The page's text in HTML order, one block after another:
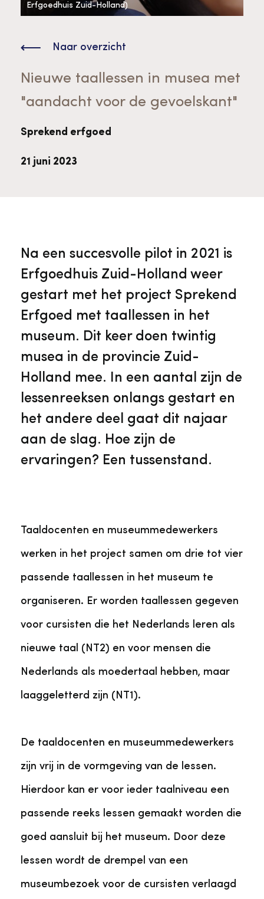
Ergoedvrijwilligersprijs
Downloads en nieuwsbrieven
Advies en ondersteuning voor
vrijwilligers
Museumplatform Zuid-Holland
Collectiebeheer
Geschiedenis van Zuid-Holland
Ervenconsulent
Bekijk alle diensten
Aanvraagformulier
Veelgestelde vragen
Ons team
Over de Monumentenwacht
Voorpagina Monumentenwacht
Onze medewerkers
Jaarstukken
Vacatures
Tarieven
Algemene voorwaarden
Bekijk meer over ons
Nieuwe taallessen in musea met
"aandacht voor de gevoelskant"
Sprekend erfgoed
21 juni 2023
Naar overzicht
Erfgoedhuis Zuid-Holland)
Na een succesvolle pilot in 2021 is
Erfgoedhuis Zuid-Holland weer
gestart met het project Sprekend
Erfgoed met taallessen in het
museum. Dit keer doen twintig
musea in de provincie Zuid-
Holland mee. In een aantal zijn de
lessenreeksen onlangs gestart en
het andere deel gaat dit najaar
aan de slag. Hoe zijn de
ervaringen? Een tussenstand.
Taaldocenten en museummedewerkers
werken in het project samen om drie tot vier
passende taallessen in het museum te
organiseren. Er worden taallessen gegeven
voor cursisten die het Nederlands leren als
nieuwe taal (NT2) en voor mensen die
Nederlands als moedertaal hebben, maar
laaggeletterd zijn (NT1).
De taaldocenten en museummedewerkers
zijn vrij in de vormgeving van de lessen.
Hierdoor kan er voor ieder taalniveau een
passende reeks lessen gemaakt worden die
goed aansluit bij het museum. Door deze
lessen wordt de drempel van een
museumbezoek voor de cursisten verlaagd